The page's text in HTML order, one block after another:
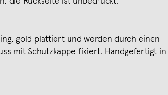
gold plattiert und werden durch einen
mit Schutzkappe fixiert. Handgefertigt in